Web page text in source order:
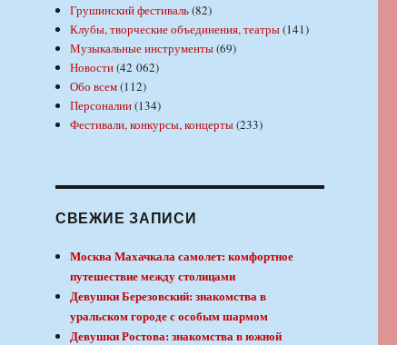
Грушинский фестиваль(82)
Клубы, творческие объединения, театры(141)
Музыкальные инструменты(69)
Новости(42 062)
Обо всем(112)
Персоналии(134)
Фестивали, конкурсы, концерты(233)
СВЕЖИЕ ЗАПИСИ
Москва Махачкала самолет: комфортное
путешествие между столицами
Девушки Березовский: знакомства в
уральском городе с особым шармом
Девушки Ростова: знакомства в южной